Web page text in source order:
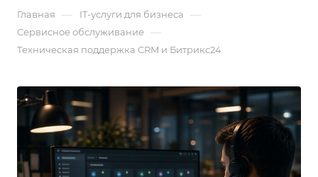
Главная — IT-услуги для бизнеса —
Сервисное обслуживание —
Техническая поддержка CRM и Битрикс24